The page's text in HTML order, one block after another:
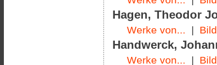
Hagen, Theodor
Werke von... |
Handwerck,
Werke von... |